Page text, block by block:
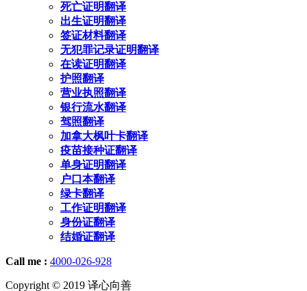
死亡证明翻译
出生证明翻译
签证材料翻译
无犯罪记录证明翻译
在读证明翻译
护照翻译
营业执照翻译
银行流水翻译
驾照翻译
加拿大枫叶卡翻译
疫苗接种证翻译
单身证明翻译
户口本翻译
绿卡翻译
工作证明翻译
身份证翻译
结婚证翻译
Call me : 4000-026-928
Copyright © 2019 译心向善